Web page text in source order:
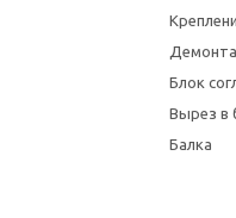
Блок
Вырез в
Балка